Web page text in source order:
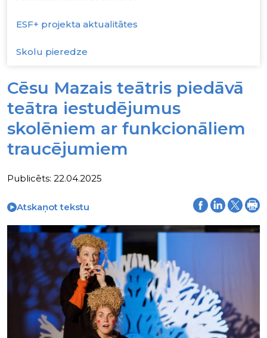
ESF+ projekta aktualitātes
Skolu pieredze
Cēsu Mazais teātris piedāvā
teātra iestudējumus
skolēniem ar funkcionāliem
traucējumiem
Publicēts: 22.04.2025
Atskaņot tekstu